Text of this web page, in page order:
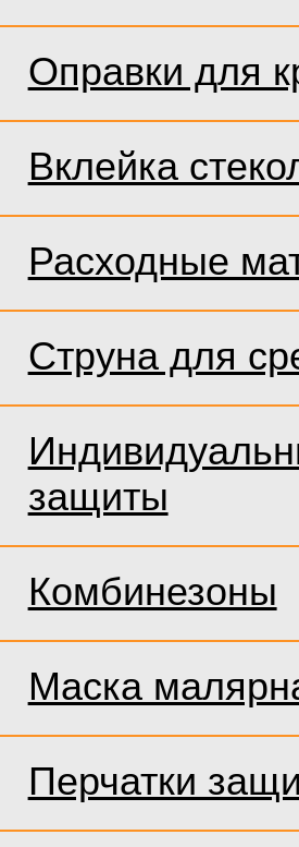
Оправки для
Вклейка
Расходные
Струна для
защиты
Комбинезоны
Маска
Перчатки